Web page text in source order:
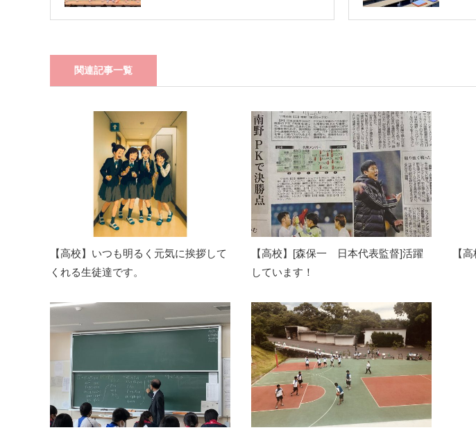
関連記事一覧
【高校】いつも明るく元気に挨拶して
くれる生徒達です。
【高校】[森保一 日本代表監督]活躍
しています！
【